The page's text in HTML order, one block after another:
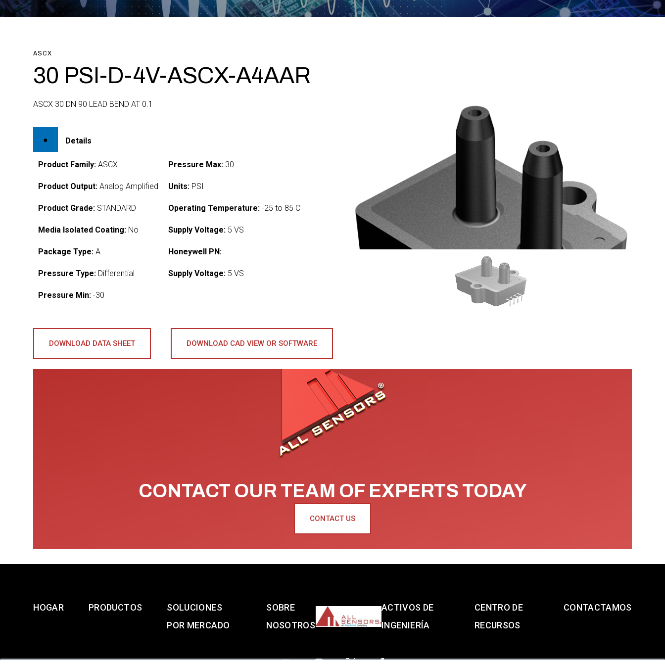
ASCX
30 PSI-D-4V-ASCX-A4AAR
ASCX 30 DN 90 LEAD BEND AT 0.1
Details
Product Family: ASCX
Product Output: Analog Amplified
Product Grade: STANDARD
Media Isolated Coating: No
Package Type: A
Pressure Type: Differential
Pressure Min: -30
Pressure Max: 30
Units: PSI
Operating Temperature: -25 to 85 C
Supply Voltage: 5 VS
Honeywell PN:
Supply Voltage: 5 VS
DOWNLOAD DATA SHEET DOWNLOAD CAD VIEW OR SOFTWARE
CONTACT OUR TEAM OF EXPERTS TODAY
CONTACT US
HOGAR PRODUCTOS
SOLUCIONES
POR MERCADO
SOBRE
NOSOTROS
ACTIVOS DE
INGENIERÍA
CENTRO DE
RECURSOS
CONTACTAMOS